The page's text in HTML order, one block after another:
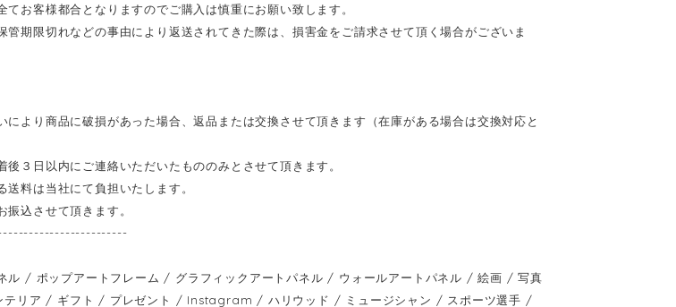
お客様都合となりますのでご購入は慎重にお願い致します。
期限切れなどの事由により返送されてきた際は、損害金をご請求させて頂く場合がございま
より商品に破損があった場合、返品または交換させて頂きます（在庫がある場合は交換対応と
３日以内にご連絡いただいたもののみとさせて頂きます。
料は当社にて負担いたします。
込させて頂きます。
ル / ポップアートフレーム / グラフィックアートパネル / ウォールアートパネル / 絵画 / 写真
リア / ギフト / プレゼント / Instagram / ハリウッド / ミュージシャン / スポーツ選手 /